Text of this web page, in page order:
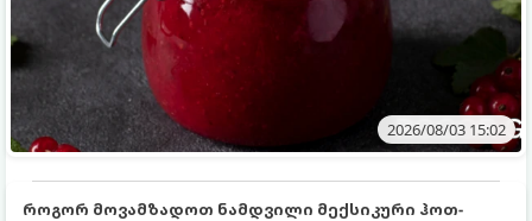
2026/08/03 15:02
როგორ მოვამზადოთ ნამდვილი მექსიკური ჰოთ-